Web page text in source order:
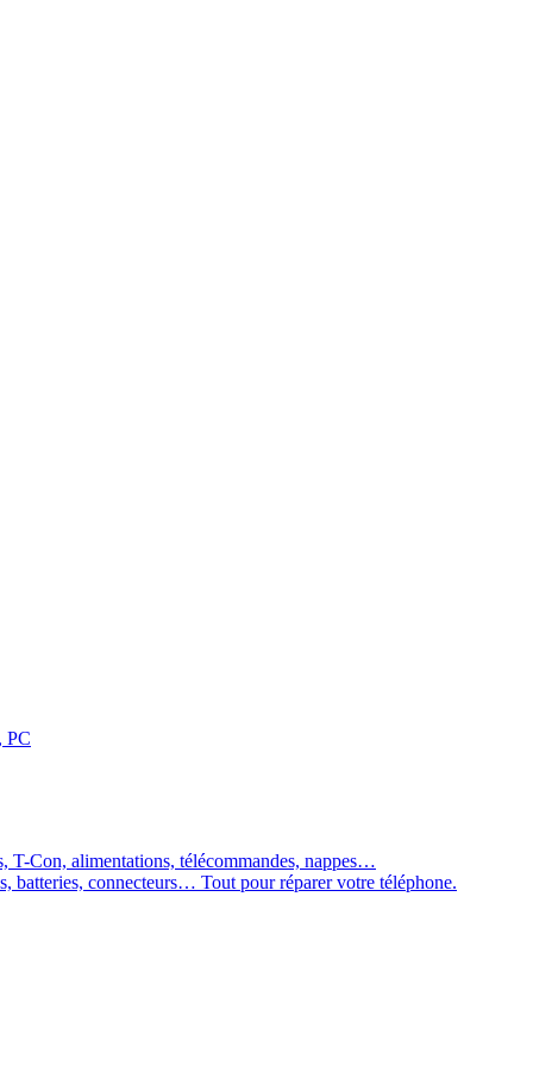
PC
T-Con, alimentations, télécommandes, nappes…
batteries, connecteurs… Tout pour réparer votre téléphone.